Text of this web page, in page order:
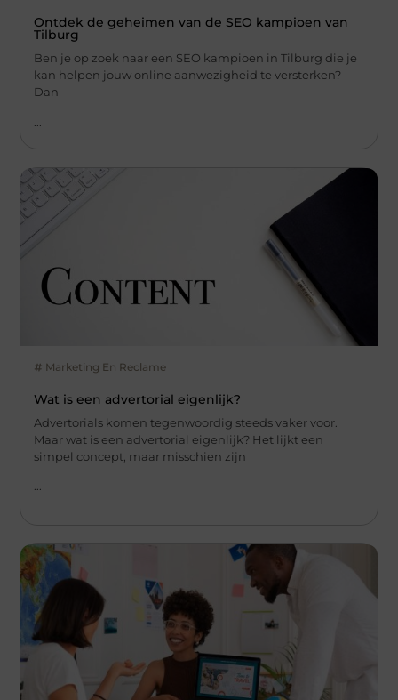
Ontdek de geheimen van de SEO kampioen van
Tilburg
Ben je op zoek naar een SEO kampioen in Tilburg die je
kan helpen jouw online aanwezigheid te versterken?
Dan
Marketing En Reclame
Wat is een advertorial eigenlijk?
Advertorials komen tegenwoordig steeds vaker voor.
Maar wat is een advertorial eigenlijk? Het lijkt een
simpel concept, maar misschien zijn